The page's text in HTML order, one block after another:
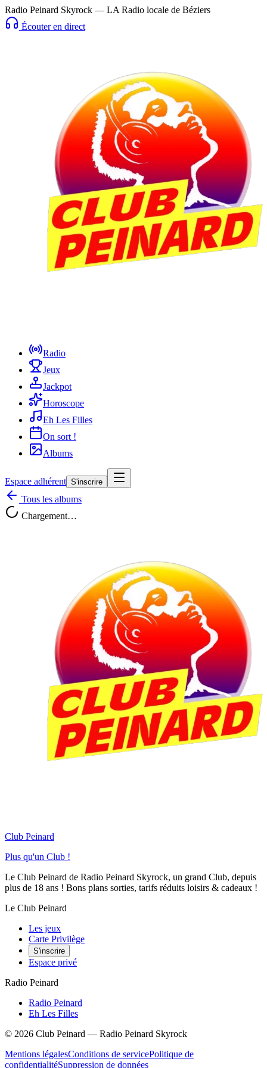
Radio Peinard Skyrock — LA Radio locale de Béziers
Écouter en direct
Radio
Jeux
Jackpot
Horoscope
Eh Les Filles
On sort !
Albums
Espace adhérent S'inscrire
Tous les albums
Chargement…
Club Peinard
Plus qu'un Club !
Le Club Peinard de Radio Peinard Skyrock, un grand Club, depuis
plus de 18 ans ! Bons plans sorties, tarifs réduits loisirs & cadeaux !
Le Club Peinard
Les jeux
Carte Privilège
S'inscrire
Espace privé
Radio Peinard
Radio Peinard
Eh Les Filles
© 2026 Club Peinard — Radio Peinard Skyrock
Mentions légalesConditions de servicePolitique de
confidentialitéSuppression de données